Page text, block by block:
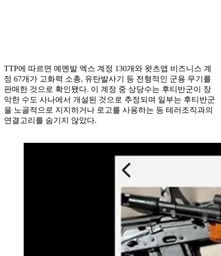
TTP에 따르면 예멘발 엑스 계정 130개와 왓츠앱 비즈니스 계
정 67개가 고화력 소총, 유탄발사기 등 전형적인 군용 무기를
판매한 것으로 확인됐다. 이 계정 중 상당수는 후티반군이 장
악한 수도 사나에서 개설된 것으로 추정되며 일부는 후티반군
을 노골적으로 지지하거나 로고를 사용하는 등 테러조직과의
연결고리를 숨기지 않았다.